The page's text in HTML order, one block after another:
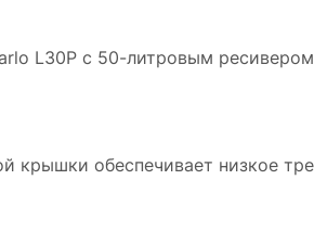
L30P с 50-литровым
крышки обеспечивает низкое